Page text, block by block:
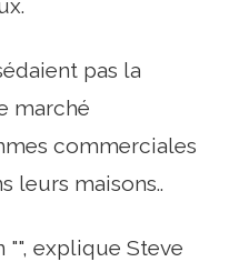
pas la
marché
commerciales
leurs maisons..
explique Steve